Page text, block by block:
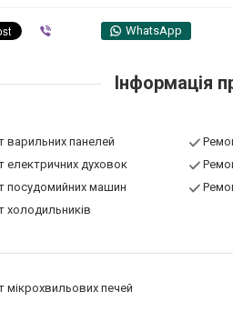
WhatsApp
Інформація
варильних панелей
електричних духовок
посудомийних машин
холодильників
мікрохвильових печей